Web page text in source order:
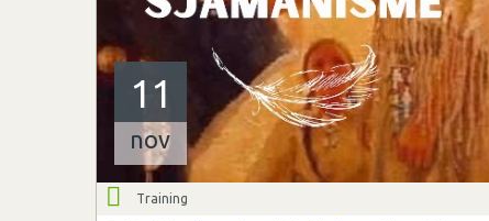
11
nov
Training